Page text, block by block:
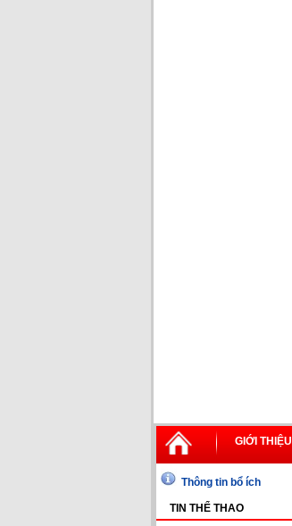
GIỚI THIỆU
Thông tin bổ ích
TIN THỂ THAO